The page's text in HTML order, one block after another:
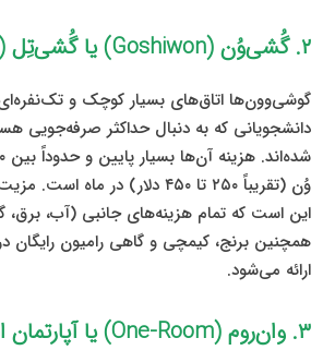
۲. گُشی‌وُن (Goshiwon) یا گُشی‌تِل (Goshitel)
گوشی‌وون‌ها اتاق‌های بسیار کوچک و
دانشجویانی که به دنبال حداکثر صرفه‌جویی
وُن (تقریباً ۲۵۰ تا ۴۵۰ دلار) در
این است که تمام هزینه‌های جانبی (آب، برق،
همچنین برنج، کیمچی و گاهی رامیون رایگان
ارائه می‌شود.
۳. وان‌روم (One-Room) یا آپارتمان استودیویی